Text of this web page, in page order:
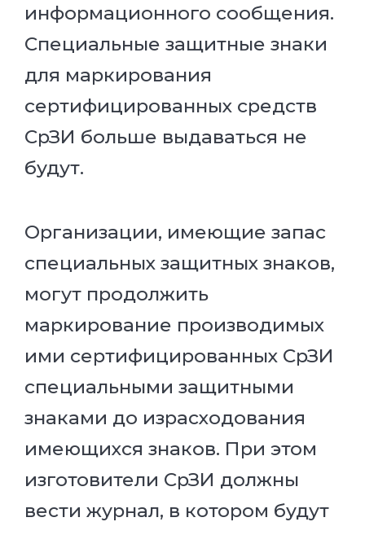
информационного сообщения.
Специальные защитные знаки
для маркирования
сертифицированных средств
СрЗИ больше выдаваться не
будут.
Организации, имеющие запас
специальных защитных знаков,
могут продолжить
маркирование производимых
ими сертифицированных СрЗИ
специальными защитными
знаками до израсходования
имеющихся знаков. При этом
изготовители СрЗИ должны
вести журнал, в котором будут